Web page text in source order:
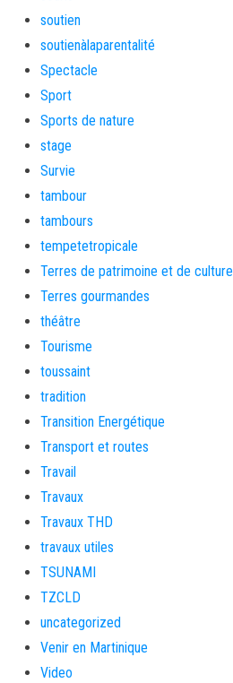
soutien
soutienàlaparentalité
Spectacle
Sport
Sports de nature
stage
Survie
tambour
tambours
tempetetropicale
Terres de patrimoine et de culture
Terres gourmandes
théâtre
Tourisme
toussaint
tradition
Transition Energétique
Transport et routes
Travail
Travaux
Travaux THD
travaux utiles
TSUNAMI
TZCLD
uncategorized
Venir en Martinique
Video